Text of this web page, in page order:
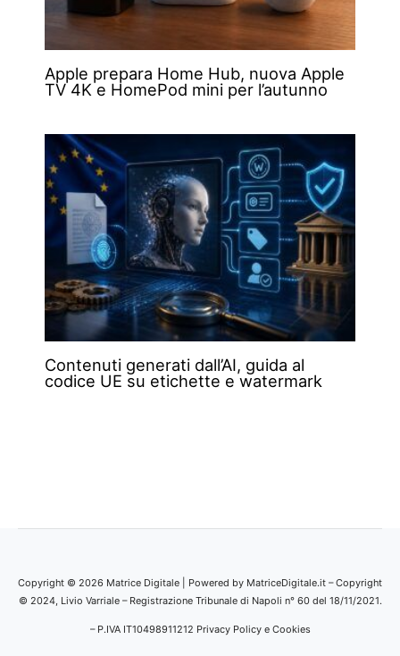
Apple prepara Home Hub, nuova Apple
TV 4K e HomePod mini per l’autunno
Contenuti generati dall’AI, guida al
codice UE su etichette e watermark
Copyright © 2026 Matrice Digitale | Powered by MatriceDigitale.it – Copyright
© 2024, Livio Varriale – Registrazione Tribunale di Napoli n° 60 del 18/11/2021.
– P.IVA IT10498911212 Privacy Policy e Cookies